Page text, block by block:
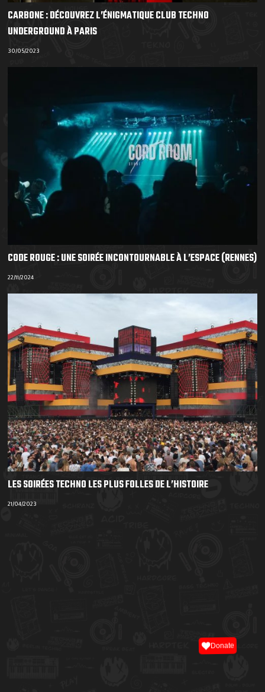
CARBONE : DÉCOUVREZ L’ÉNIGMATIQUE CLUB TECHNO
UNDERGROUND À PARIS
30/05/2023
CODE ROUGE : UNE SOIRÉE INCONTOURNABLE À L’ESPACE (RENNES)
22/11/2024
LES SOIRÉES TECHNO LES PLUS FOLLES DE L’HISTOIRE
21/04/2023
Donate